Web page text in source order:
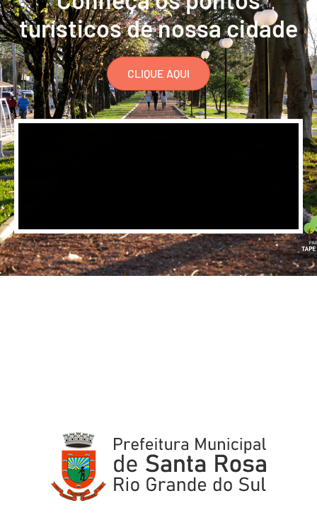
turísticos de nossa cidade
CLIQUE AQUI